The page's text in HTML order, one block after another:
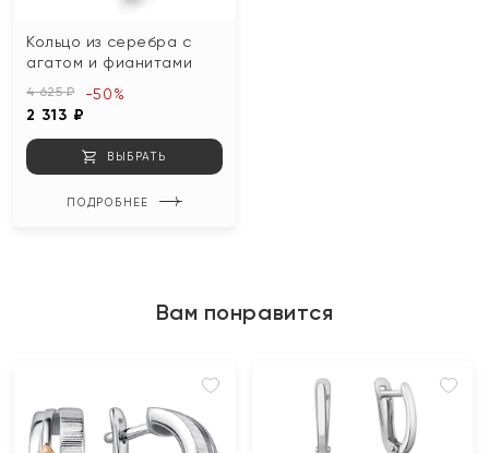
Кольцо из серебра с
агатом и фианитами
4 625 ₽
2 313 ₽
-50%
ВЫБРАТЬ
ПОДРОБНЕЕ
Вам понравится